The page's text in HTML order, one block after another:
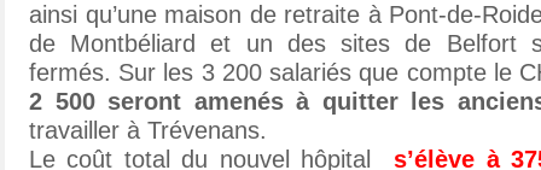
ainsi qu’une maison de retraite à Pont-de-
de Montbéliard et un des sites de Belfort
fermés. Sur les 3 200 salariés que compte le
2 500 seront amenés à quitter les
travailler à Trévenans.
Le coût total du nouvel hôpital
s’élève à